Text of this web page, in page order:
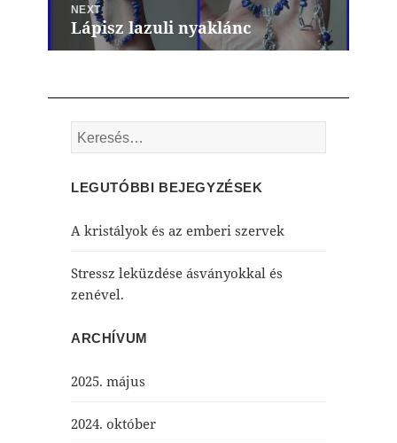
NEXT
Next
post:
Lápisz lazuli nyaklánc
Keresés:
LEGUTÓBBI BEJEGYZÉSEK
A kristályok és az emberi szervek
Stressz leküzdése ásványokkal és
zenével.
ARCHÍVUM
2025. május
2024. október